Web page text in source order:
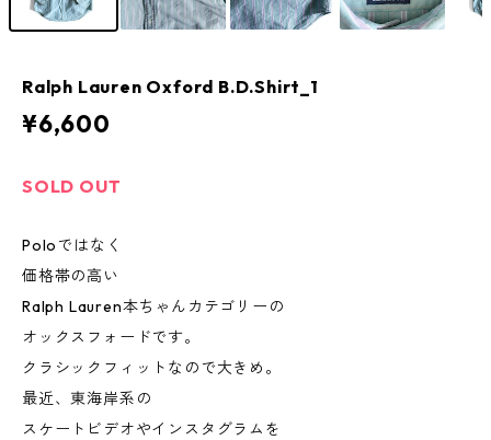
Ralph Lauren Oxford B.D.Shirt_1
¥6,600
SOLD OUT
Poloではなく
価格帯の高い
Ralph Lauren本ちゃんカテゴリーの
オックスフォードです。
クラシックフィットなので大きめ。
最近、東海岸系の
スケートビデオやインスタグラムを